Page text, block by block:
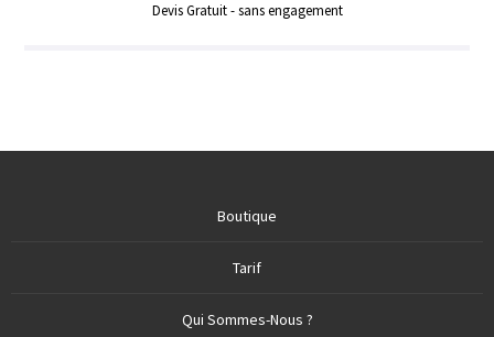
Devis Gratuit - sans engagement
Boutique
Tarif
Qui Sommes-Nous ?